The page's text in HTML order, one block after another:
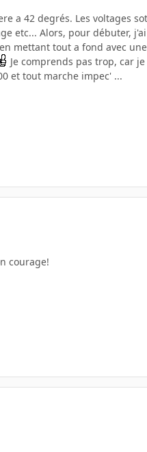
a 42 degrés. Les voltages
etc... Alors, pour débuter,
mettant tout a fond avec
Je comprends pas trop, car
et tout marche impec' ...
courage!